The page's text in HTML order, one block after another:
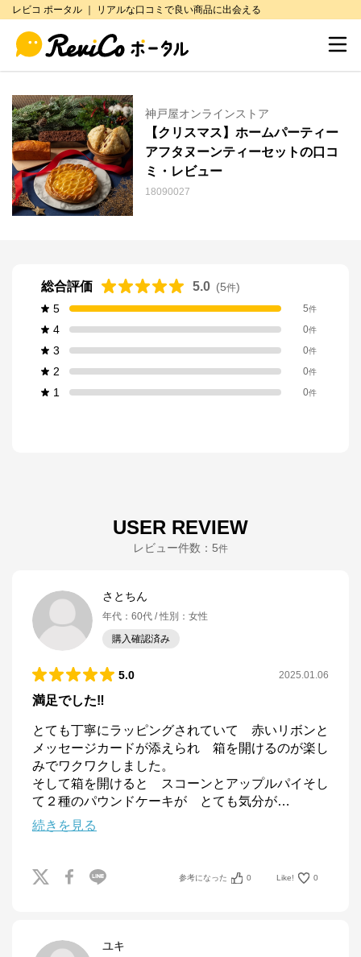
レビコ ポータル ｜ リアルな口コミで良い商品に出会える
神戸屋オンラインストア
【クリスマス】ホームパーティー
アフタヌーンティーセットの口コ
ミ・レビュー
18090027
総合評価 5.0 (5件)
5
5件
4 0件
3 0件
2 0件
1 0件
USER REVIEW
レビュー件数： 5件
さとちん
年代 ： 60代 性別 ： 女性
購入確認済み
5.0 2025.01.06
満足でした‼️
とても丁寧にラッピングされていて　赤いリボンと
メッセージカードが添えられ　箱を開けるのが楽し
みでワクワクしました。
そして箱を開けると　スコーンとアップルパイそし
て２種のパウンドケーキが　とても気分が…
続きを見る
参考になった 0 Like! 0
ユキ